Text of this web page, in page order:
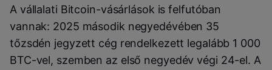
A vállalati Bitcoin-vásárlások is felfutóban
vannak: 2025 második negyedévében 35
tőzsdén jegyzett cég rendelkezett legalább 1 000
BTC-vel, szemben az első negyedév végi 24-el. A